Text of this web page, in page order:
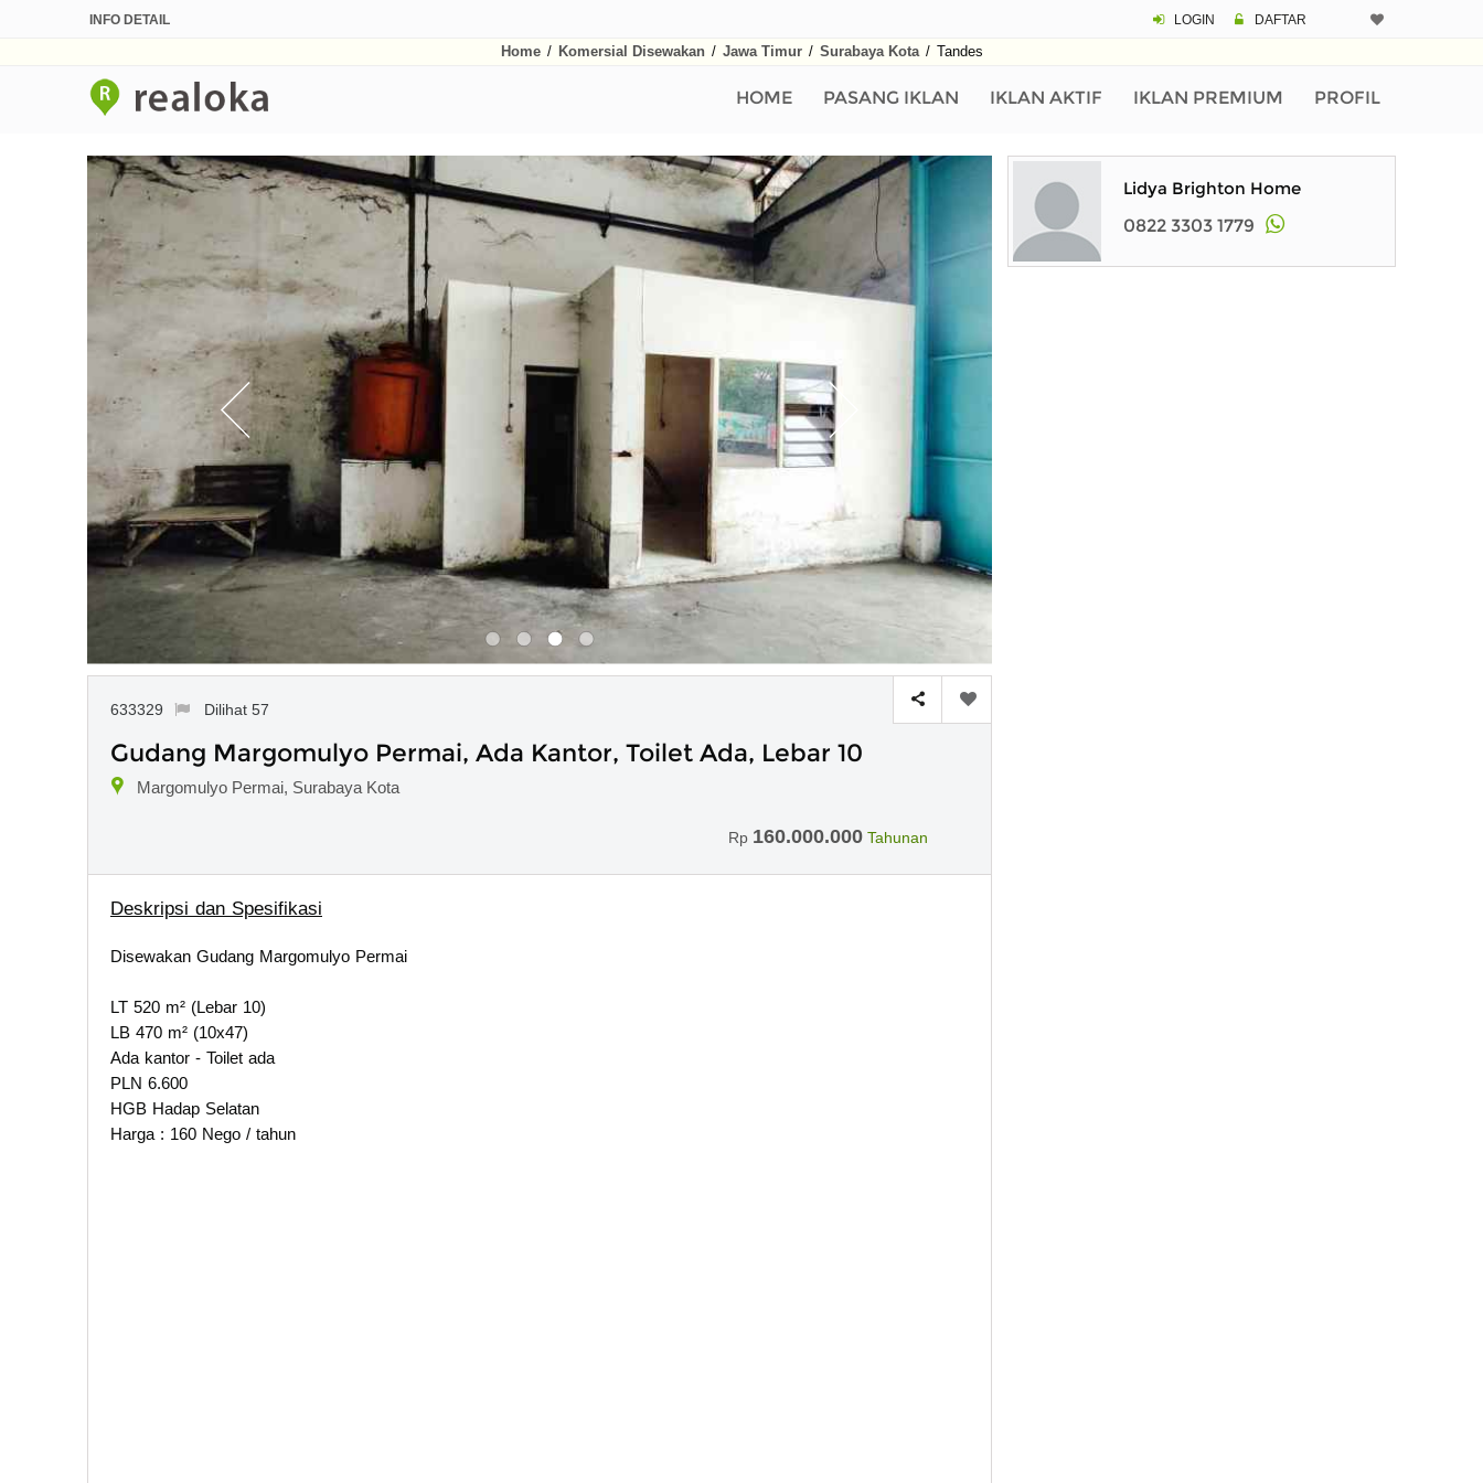
INFO DETAIL LOGIN DAFTAR
Home / Komersial Disewakan / Jawa Timur / Surabaya Kota / Tandes
HOME PASANG IKLAN IKLAN AKTIF IKLAN PREMIUM PROFIL
633329 Dilihat 57
Gudang Margomulyo Permai, Ada Kantor, Toilet Ada, Lebar 10
Margomulyo Permai, Surabaya Kota
Rp 160.000.000 Tahunan
Deskripsi dan Spesifikasi
Disewakan Gudang Margomulyo Permai
LT 520 m² (Lebar 10)
LB 470 m² (10x47)
Ada kantor - Toilet ada
PLN 6.600
HGB Hadap Selatan
Harga : 160 Nego / tahun
Lidya Brighton Home
0822 3303 1779